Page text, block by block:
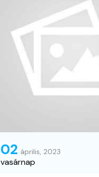
02 április, 2023
vasárnap